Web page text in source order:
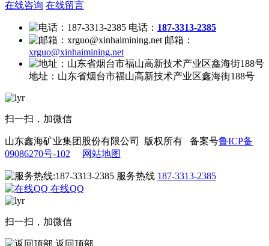
在线咨询 在线留言
电话： 187-3313-2385
邮箱：
xrguo@xinhaimining.net
地址： 山东省烟台市福山高新技术产业区鑫海街188号
扫一扫，加微信
山东鑫海矿业集团股份有限公司 版权所有 备案号鲁ICP备
09086270号-102
网站地图
服务热线 187-3313-2385
在线QQ
扫一扫，加微信